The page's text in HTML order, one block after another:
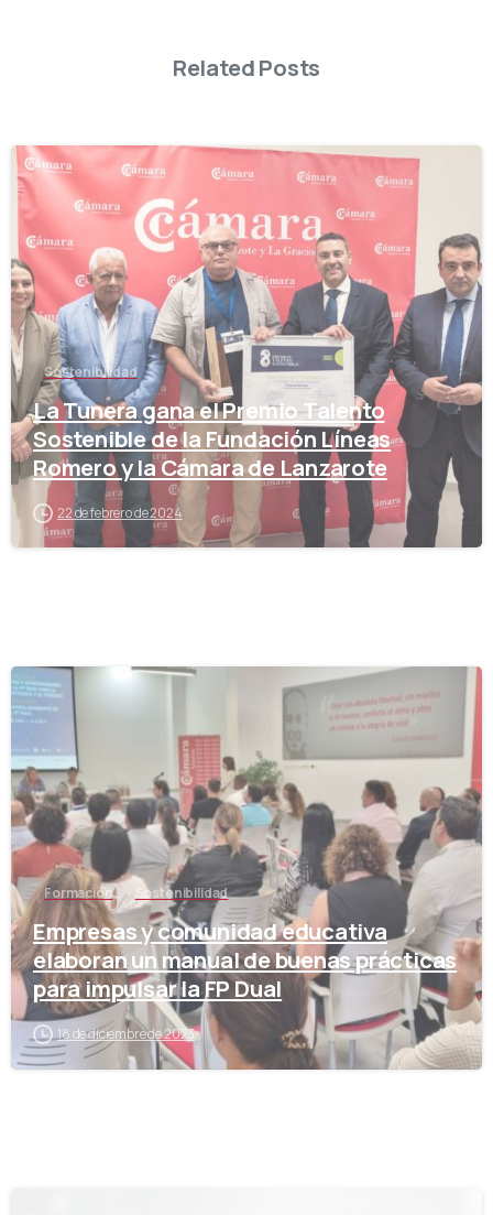
Related Posts
Sostenibilidad
La Tunera gana el Premio Talento
Sostenible de la Fundación Líneas
Romero y la Cámara de Lanzarote
22 de febrero de 2024
Formación Sostenibilidad
Empresas y comunidad educativa
elaboran un manual de buenas prácticas
para impulsar la FP Dual
18 de diciembre de 2023